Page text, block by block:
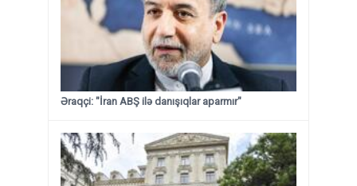
Əraqçi: "İran ABŞ ilə danışıqlar aparmır"